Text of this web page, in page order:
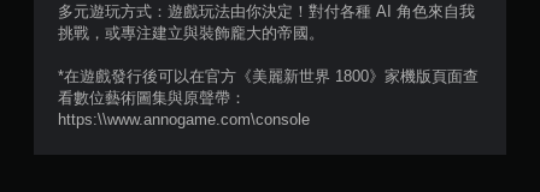
則
評
多元遊玩方式：遊戲玩法由你決定！對付各種 AI 角色來自我
挑戰，或專注建立與裝飾龐大的帝國。
*在遊戲發行後可以在官方《美麗新世界 1800》家機版頁面查
看數位藝術圖集與原聲帶：
https:\\www.annogame.com\console